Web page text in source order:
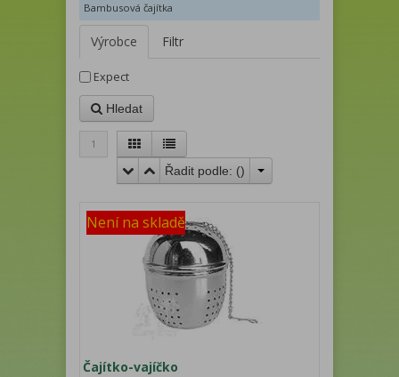
Bambusová čajítka
Výrobce Filtr
Expect
Hledat
1
Řadit podle: ()
Není na skladě
Čajítko-vajíčko